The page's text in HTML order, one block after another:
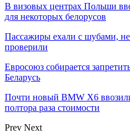
В визовых центрах Польши
для некоторых белорусов
Пассажиры ехали с шубами,
проверили
Евросоюз собирается
Беларусь
Почти новый BMW X6
полтора раза стоимости
Prev Next